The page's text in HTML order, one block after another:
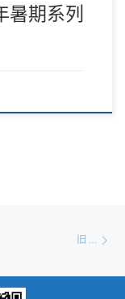
暑期系列
旧文章